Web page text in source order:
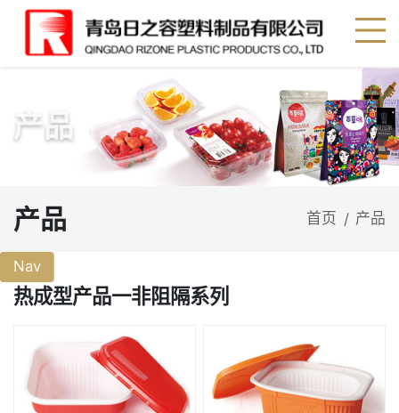
产品
产品 首页 / 产品
Nav
热成型产品一非阻隔系列